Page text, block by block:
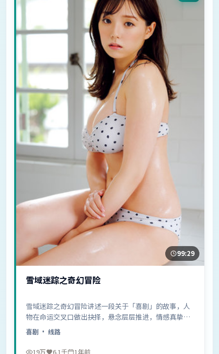
99:29
雪域迷踪之奇幻冒险
雪域迷踪之奇幻冒险讲述一段关于「喜剧」的故事，人
物在命运交叉口做出抉择，悬念层层推进，情感真挚动
人……
喜剧 · 线路
19万 6.1千 1年前